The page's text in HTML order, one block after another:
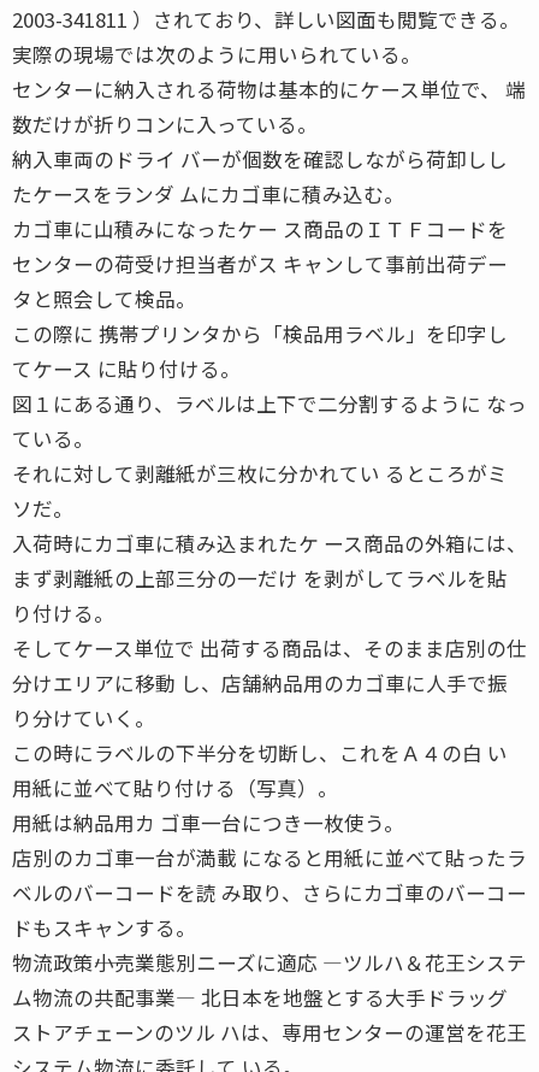
2003-341811 ）されており、詳しい図面も閲覧できる。
実際の現場では次のように用いられている。
センターに納入される荷物は基本的にケース単位で、 端
数だけが折りコンに入っている。
納入車両のドライ バーが個数を確認しながら荷卸しし
たケースをランダ ムにカゴ車に積み込む。
カゴ車に山積みになったケー ス商品のＩＴＦコードを
センターの荷受け担当者がス キャンして事前出荷デー
タと照会して検品。
この際に 携帯プリンタから「検品用ラベル」を印字し
てケース に貼り付ける。
図１にある通り、ラベルは上下で二分割するように なっ
ている。
それに対して剥離紙が三枚に分かれてい るところがミ
ソだ。
入荷時にカゴ車に積み込まれたケ ース商品の外箱には、
まず剥離紙の上部三分の一だけ を剥がしてラベルを貼
り付ける。
そしてケース単位で 出荷する商品は、そのまま店別の仕
分けエリアに移動 し、店舗納品用のカゴ車に人手で振
り分けていく。
この時にラベルの下半分を切断し、これをＡ４の白 い
用紙に並べて貼り付ける（写真）。
用紙は納品用カ ゴ車一台につき一枚使う。
店別のカゴ車一台が満載 になると用紙に並べて貼ったラ
ベルのバーコードを読 み取り、さらにカゴ車のバーコー
ドもスキャンする。
物流政策――小売業態別ニーズに適応 ―ツルハ＆花王システ
ム物流の共配事業― 北日本を地盤とする大手ドラッグ
ストアチェーンのツル ハは、専用センターの運営を花王